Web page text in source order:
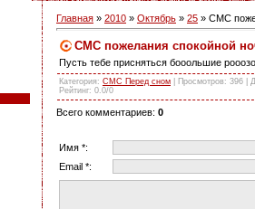
Главная » 2010 » Октябрь » 25 » СМС
СМС пожелания спокойной
Пусть тебе присняться бооольшие
Категория: СМС Перед сном Просмотров: 396 |
Рейтинг: 0.0/0
Всего комментариев: 0
Имя *:
Email *: